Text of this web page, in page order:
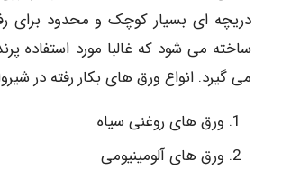
دریچه ای بسیار کوچک و محدود برای
ساخته می شود که غالبا مورد استفاده
می گیرد. انواع ورق های بکار رفته در
ورق های روغنی سیاه
ورق های آلومینیومی